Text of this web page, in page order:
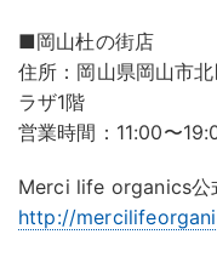
■岡山杜の街店
住所：岡山県岡山市
ラザ1階
営業時間：11:00〜
Merci life organics公
http://